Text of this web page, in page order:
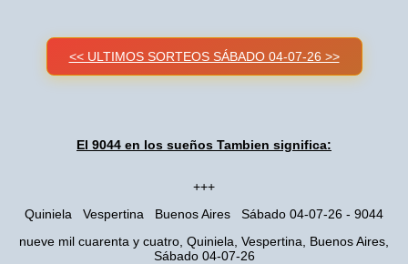
<< ULTIMOS SORTEOS SÁBADO 04-07-26 >>
El 9044 en los sueños Tambien significa:
+++
Quiniela Vespertina Buenos Aires Sábado 04-07-26 - 9044
nueve mil cuarenta y cuatro, Quiniela, Vespertina, Buenos Aires,
Sábado 04-07-26